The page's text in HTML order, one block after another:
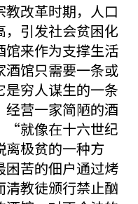
改革时期，人口
引发社会贫困化
馆来作为支撑生活
馆只需要一条或
是穷人谋生的一条
营一家简陋的酒
“就像在十六世纪
离极贫的一种方
苦的佃户通过烤
清教徒颁行禁止酗